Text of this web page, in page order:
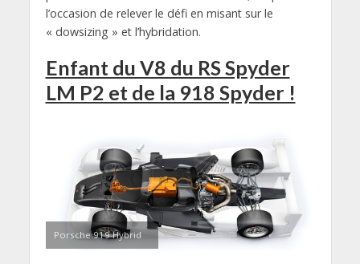
l’occasion de relever le défi en misant sur le
« dowsizing » et l’hybridation.
Enfant du V8 du RS Spyder
LM P2 et de la 918 Spyder !
Porsche 919 Hybrid